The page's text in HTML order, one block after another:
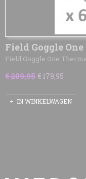
Field Goggle
Field Goggle One
€ 209,95 € 179,95
IN WINKELWAGEN